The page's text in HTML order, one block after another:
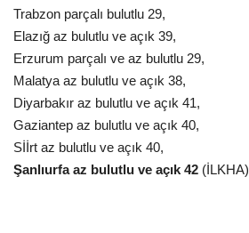
Trabzon parçalı bulutlu 29,
Elazığ az bulutlu ve açık 39,
Erzurum parçalı ve az bulutlu 29,
Malatya az bulutlu ve açık 38,
Diyarbakır az bulutlu ve açık 41,
Gaziantep az bulutlu ve açık 40,
Sİİrt az bulutlu ve açık 40,
Şanlıurfa az bulutlu ve açık 42 (İLKHA)